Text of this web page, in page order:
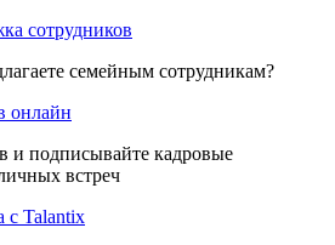
сотрудников
семейным сотрудникам?
онлайн
и подписывайте кадровые
встреч
с Talantix